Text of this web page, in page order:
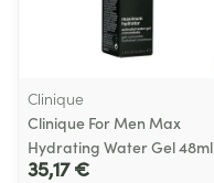
Clinique
Clinique For Men Max
Hydrating Water Gel 48ml
35,17 €